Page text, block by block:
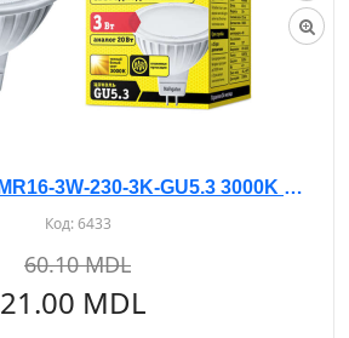
Лампа LED NLL-MR16-3W-230-3K-GU5.3 3000K Navigator
Код:6433
60.10 MDL
21.00 MDL